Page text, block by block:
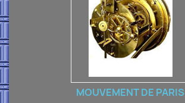
MOUVEMENT DE PARIS